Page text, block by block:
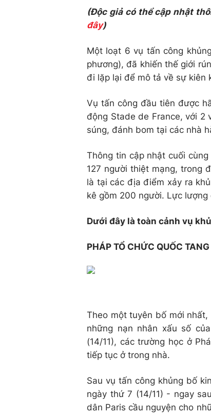
(Độc giả có thể cập nhật
đây)
Một loạt 6 vụ tấn công
phương), đã khiến thế giới
đi lặp lại để mô tả về sự kiên
Vụ tấn công đầu tiên được
động Stade de France, với 2
súng, đánh bom tại các nhà
Thông tin cập nhật cuối
127 người thiệt mạng, trong
là tại các địa điểm xảy ra
kê gồm 200 người. Lực
Dưới đây là toàn cảnh vụ
PHÁP TỔ CHỨC QUỐC
Theo một tuyên bố mới
những nạn nhân xấu số
(14/11), các trường học ở
tiếp tục ở trong nhà.
Sau vụ tấn công khủng bố
ngày thứ 7 (14/11) - ngay
dân Paris cầu nguyện cho